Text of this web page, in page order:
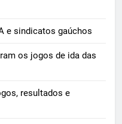
e sindicatos gaúchos
os jogos de ida das
resultados e